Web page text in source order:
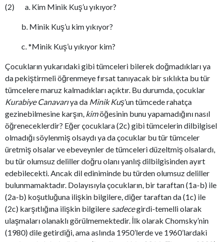
(2) a. Kim Minik Kuş’u yıkıyor?
b. Minik Kuş’u kim yıkıyor?
c. *Minik Kuş’u yıkıyor kim?
Çocukların yukarıdaki gibi tümceleri bilerek doğmadıkları ya
da pekiştirmeli öğrenmeye fırsat tanıyacak bir sıklıkta bu tür
tümcelere maruz kalmadıkları açıktır. Bu durumda, çocuklar
Kurabiye Canavarıya da Minik Kuş’un tümcede rahatça
gezinebilmesine karşın, kimöğesinin bunu yapamadığını nasıl
öğreneceklerdir? Eğer çocuklara (2c) gibi tümcelerin dilbilgisel
olmadığı söylenmiş olsaydı ya da çocuklar bu tür tümceler
üretmiş olsalar ve ebeveynler de tümceleri düzeltmiş olsalardı,
bu tür olumsuz deliller doğru olanı yanlış dilbilgisinden ayırt
edebilecekti. Ancak dil ediniminde bu türden olumsuz deliller
bulunmamaktadır. Dolayısıyla çocukların, bir taraftan (1a-b) ile
(2a-b) koşutluğuna ilişkin bilgilere, diğer taraftan da (1c) ile
(2c) karşıtlığına ilişkin bilgilere sadecegirdi-temelli olarak
ulaşmaları olanaklı görülmemektedir. İlk olarak Chomsky’nin
(1980) dile getirdiği, ama aslında 1950’lerde ve 1960’lardaki